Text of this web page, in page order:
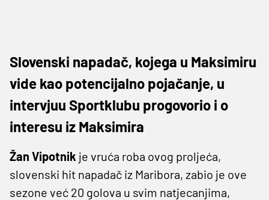
Slovenski napadač, kojega u Maksimiru
vide kao potencijalno pojačanje, u
intervjuu Sportklubu progovorio i o
interesu iz Maksimira
Žan Vipotnik je vruća roba ovog proljeća,
slovenski hit napadač iz Maribora, zabio je ove
sezone već 20 golova u svim natjecanjima,